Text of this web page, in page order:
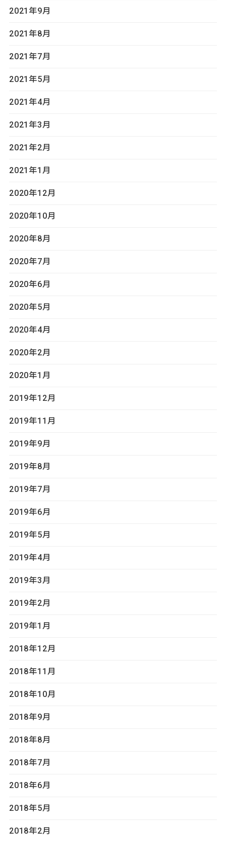
2021年9月
2021年8月
2021年7月
2021年5月
2021年4月
2021年3月
2021年2月
2021年1月
2020年12月
2020年10月
2020年8月
2020年7月
2020年6月
2020年5月
2020年4月
2020年2月
2020年1月
2019年12月
2019年11月
2019年9月
2019年8月
2019年7月
2019年6月
2019年5月
2019年4月
2019年3月
2019年2月
2019年1月
2018年12月
2018年11月
2018年10月
2018年9月
2018年8月
2018年7月
2018年6月
2018年5月
2018年2月